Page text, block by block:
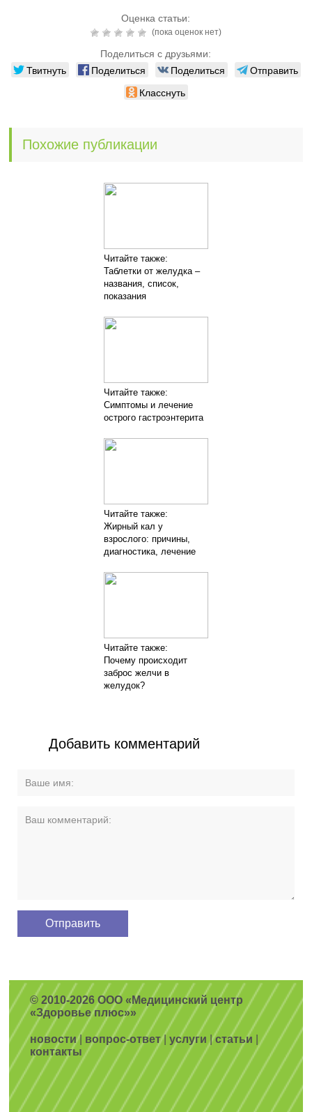
Оценка статьи:
(пока оценок нет)
Поделиться с друзьями:
Твитнуть Поделиться Поделиться
Отправить
Класснуть
Похожие публикации
Читайте также:
Таблетки от желудка –
названия, список,
показания
Читайте также:
Симптомы и лечение
острого гастроэнтерита
Читайте также:
Жирный кал у
взрослого: причины,
диагностика, лечение
Читайте также:
Почему происходит
заброс желчи в
желудок?
Добавить комментарий
© 2010-2026 ООО «Медицинский центр
«Здоровье плюс»»
новости| вопрос-ответ|услуги |статьи
контакты